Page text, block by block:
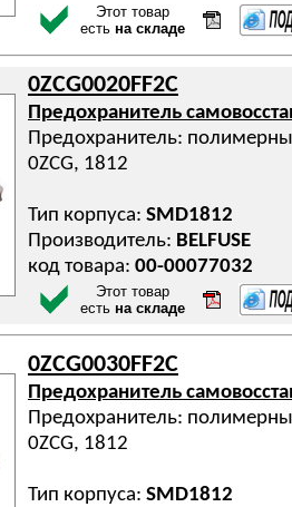
Этот товар
есть на складе
0ZCG0020FF2C
Предохранитель
Предохранитель:
0ZCG, 1812
Тип корпуса: SMD1812
Производитель: BELFUSE
код товара: 00-00077032
Этот товар
есть на складе
0ZCG0030FF2C
Предохранитель
Предохранитель:
0ZCG, 1812
Тип корпуса: SMD1812